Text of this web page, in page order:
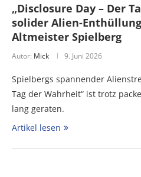
„Disclosure Day – Der
solider Alien-
Altmeister Spielberg
Autor: Mick 9. Juni 2026
Spielbergs spannender
Tag der Wahrheit“ ist trotz
lang geraten.
Artikel lesen